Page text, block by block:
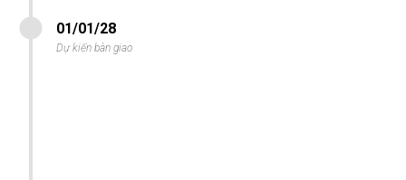
01/01/28
Dự kiến bàn giao